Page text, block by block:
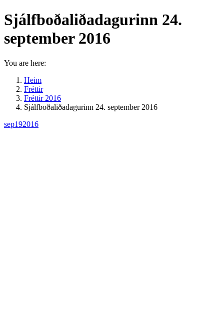
Sjálfboðaliðadagurinn 24.
september 2016
You are here:
Heim
Fréttir
Fréttir 2016
Sjálfboðaliðadagurinn 24. september 2016
sep192016